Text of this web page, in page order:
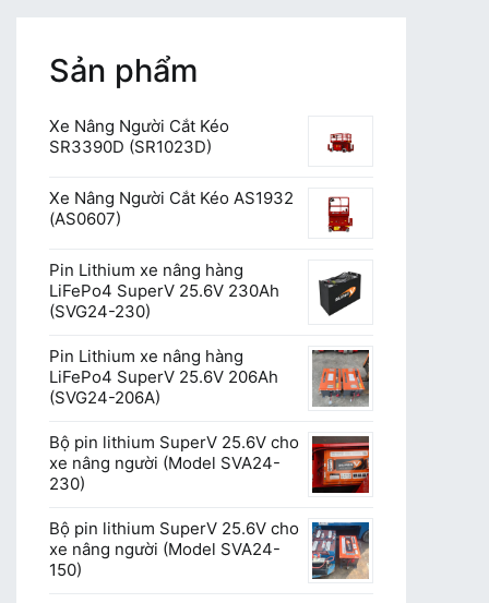
Sản phẩm
Xe Nâng Người Cắt Kéo
SR3390D (SR1023D)
Xe Nâng Người Cắt Kéo AS1932
(AS0607)
Pin Lithium xe nâng hàng
LiFePo4 SuperV 25.6V 230Ah
(SVG24-230)
Pin Lithium xe nâng hàng
LiFePo4 SuperV 25.6V 206Ah
(SVG24-206A)
Bộ pin lithium SuperV 25.6V cho
xe nâng người (Model SVA24-
230)
Bộ pin lithium SuperV 25.6V cho
xe nâng người (Model SVA24-
150)